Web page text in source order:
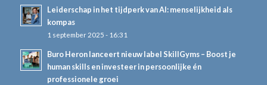
Leiderschap in het tijdperk van AI: menselijkheid als
kompas
1 september 2025 - 16:31
Buro Heron lanceert nieuw label SkillGyms – Boost je
human skills en investeer in persoonlijke én
professionele groei